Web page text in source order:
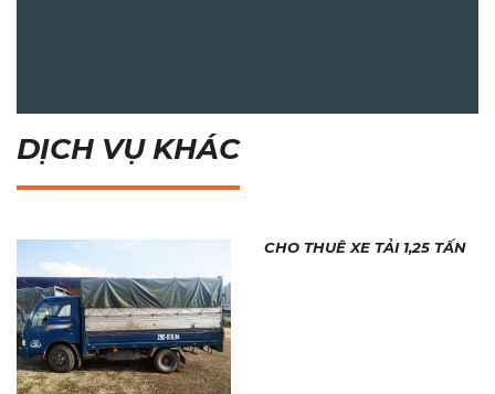
DỊCH VỤ KHÁC
CHO THUÊ XE TẢI 1,25 TẤN